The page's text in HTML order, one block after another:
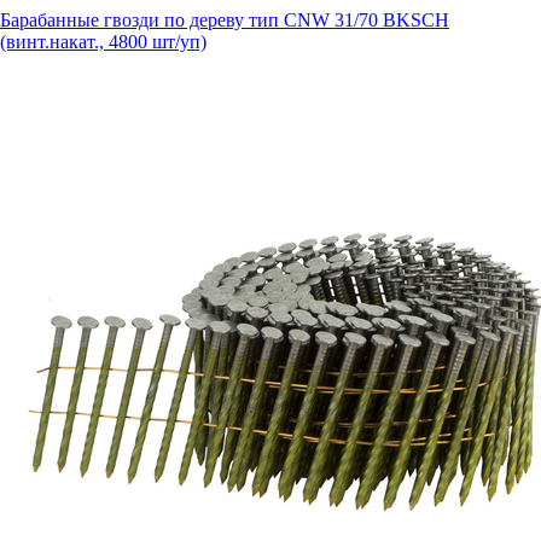
Барабанные гвозди по дереву тип CNW 31/70 BKSCH
(винт.накат., 4800 шт/уп)